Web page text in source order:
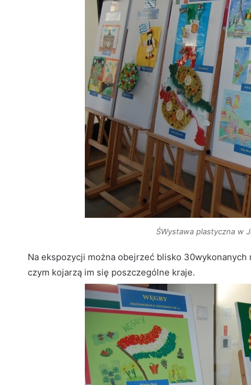
ŚWystawa plastyczna w
Na ekspozycji można obejrzeć blisko
czym kojarzą im się poszczególne kraje.